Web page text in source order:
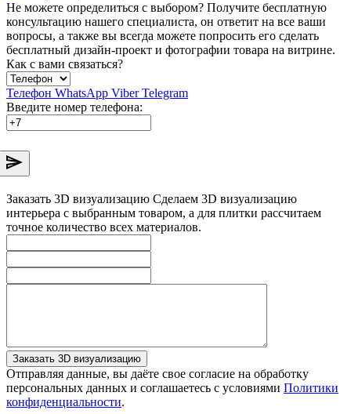
Не можете определиться с выбором? Получите бесплатную
консультацию нашего специалиста, он ответит на все ваши
вопросы, а также вы всегда можете попросить его сделать
бесплатный дизайн-проект и фотографии товара на витрине.
Как с вами связаться?
Телефон WhatsApp ViberTelegram
Введите номер телефона:
Заказать 3D визуализацию Сделаем 3D визуализацию
интерьера с выбранным товаром, а для плитки рассчитаем
точное количество всех материалов.
Заказать 3D визуализацию
Отправляя данные, вы даёте свое согласие на обработку
персональных данных и соглашаетесь с условиями Политики
конфиденциальности.